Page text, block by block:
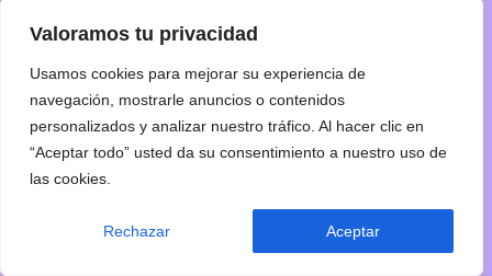
Valoramos tu privacidad
Usamos cookies para mejorar su experiencia de
navegación, mostrarle anuncios o contenidos
personalizados y analizar nuestro tráfico. Al hacer clic en
“Aceptar todo” usted da su consentimiento a nuestro uso de
las cookies.
Rechazar Aceptar
PRONTO!